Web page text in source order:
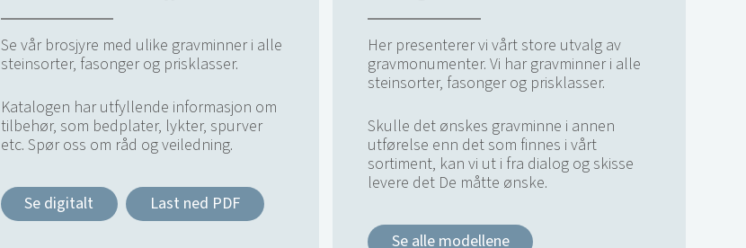
Se vår brosjyre med ulike gravminner i alle
steinsorter, fasonger og prisklasser.
Katalogen har utfyllende informasjon om
tilbehør, som bedplater, lykter, spurver
etc. Spør oss om råd og veiledning.
Se digitalt Last ned PDF
Her presenterer vi vårt store utvalg av
gravmonumenter. Vi har gravminner i alle
steinsorter, fasonger og prisklasser.
Skulle det ønskes gravminne i annen
utførelse enn det som finnes i vårt
sortiment, kan vi ut i fra dialog og skisse
levere det De måtte ønske.
Se alle modellene